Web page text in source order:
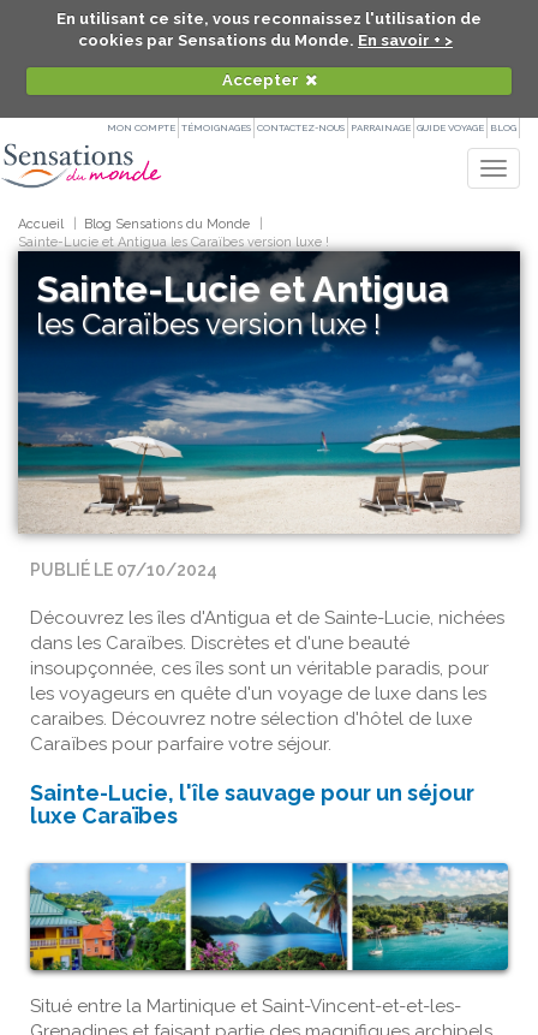
En utilisant ce site, vous reconnaissez l'utilisation de
cookies par Sensations du Monde. En savoir + >
Accepter
MON COMPTE TÉMOIGNAGES CONTACTEZ-NOUS PARRAINAGE GUIDE VOYAGE BLOG
Accueil
Blog Sensations du Monde
Sainte-Lucie et Antigua les Caraïbes version luxe !
Sainte-Lucie et Antigua
les Caraïbes version luxe !
PUBLIÉ LE 07/10/2024
Découvrez les îles d'Antigua et de Sainte-Lucie, nichées
dans les Caraïbes. Discrètes et d'une beauté
insoupçonnée, ces îles sont un véritable paradis, pour
les voyageurs en quête d'un voyage de luxe dans les
caraibes. Découvrez notre sélection d'hôtel de luxe
Caraïbes pour parfaire votre séjour.
Sainte-Lucie, l'île sauvage pour un séjour
luxe Caraïbes
Situé entre la Martinique et Saint-Vincent-et-et-les-